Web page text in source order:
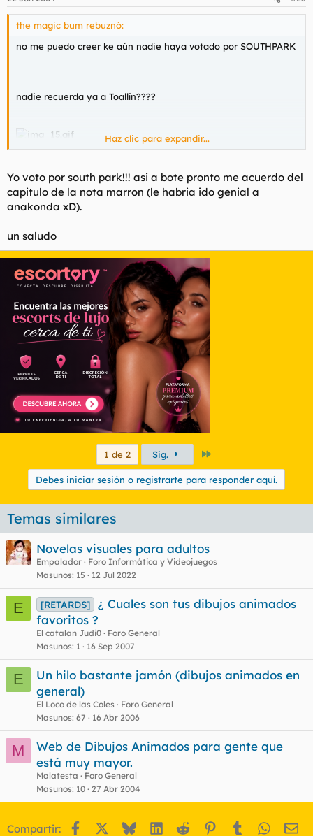
the magic bum rebuznó:
no me puedo creer ke aún nadie haya votado por SOUTHPARK
nadie recuerda ya a Toallín????
¿quereis drogaros?
Haz clic para expandir...
Yo voto por south park!!! asi a bote pronto me acuerdo del
capitulo de la nota marron (le habria ido genial a
anakonda xD).
un saludo
1 de 2 Sig.
Debes iniciar sesión o registrarte para responder aquí.
Temas similares
Novelas visuales para adultos
Empalador
Foro Informática y Videojuegos
Masunos 15 12 Jul 2022
E [RETARDS]
¿ Cuales son tus dibujos animados
favoritos ?
El catalan Judi0
Foro General
Masunos 1 16 Sep 2007
E
Un hilo bastante jamón (dibujos animados en
general)
El Loco de las Coles
Foro General
Masunos 67 16 Abr 2006
M
Web de Dibujos Animados para gente que
está muy mayor.
Malatesta
Foro General
Masunos 10 27 Abr 2004
Compartir: Facebook BlueskyLinkedIn
Reddit Pinterest
Tumblr